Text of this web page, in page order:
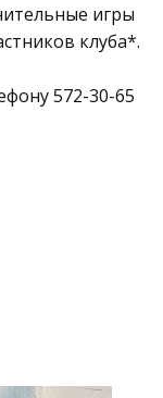
игры
клуба*.
572-30-65